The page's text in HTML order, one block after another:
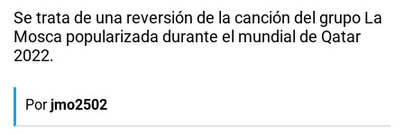
Se trata de una reversión de la canción del grupo La
Mosca popularizada durante el mundial de Qatar
2022.
Por jmo2502